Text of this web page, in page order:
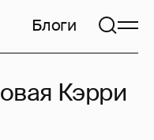
Блоги
Кэрри